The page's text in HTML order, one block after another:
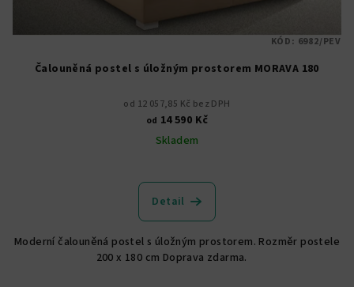
Čalouněná postel s úložným prostorem MORAVA 180
od 12 057,85 Kč bez DPH
od 14 590 Kč
Skladem
hodnocení
produktu
z
5
Detail
Moderní čalouněná postel s úložným prostorem. Rozměr postele
200 x 180 cm Doprava zdarma.
KÓD: 6982/PEV